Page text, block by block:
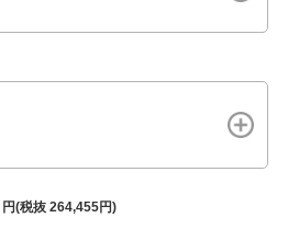
円(税抜 264,455円)